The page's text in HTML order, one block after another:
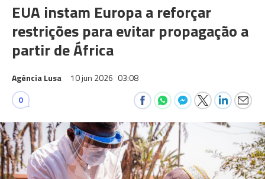
EUA instam Europa a reforçar
restrições para evitar propagação a
partir de África
Agência Lusa 10 jun 2026 03:08
0